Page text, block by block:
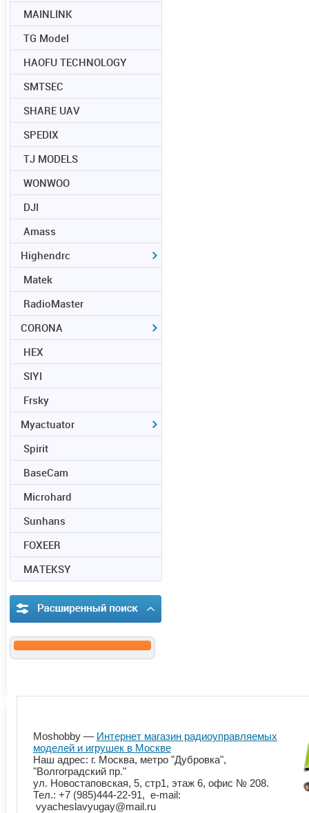
MAINLINK
TG Model
HAOFU TECHNOLOGY
SMTSEC
SHARE UAV
SPEDIX
TJ MODELS
WONWOO
DJI
Amass
Highendrc
Matek
RadioMaster
CORONA
HEX
SIYI
Frsky
Myactuator
Spirit
BaseCam
Microhard
Sunhans
FOXEER
MATEKSY
Расширенный поиск
Moshobby — Интернет магазин радиоуправляемых
моделей и игрушек в Москве
Наш адрес: г. Москва, метро "Дубровка",
"Волгоградский пр."
ул. Новостаповская, 5, стр1, этаж 6, офис № 208.
Тел.: +7 (985)444-22-91, e-mail:
vyacheslavyugay@mail.ru